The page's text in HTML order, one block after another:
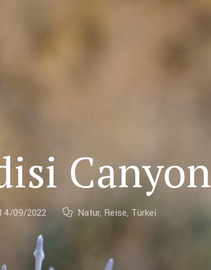
Canyon
09/2022 Natur, Reise, Türkei